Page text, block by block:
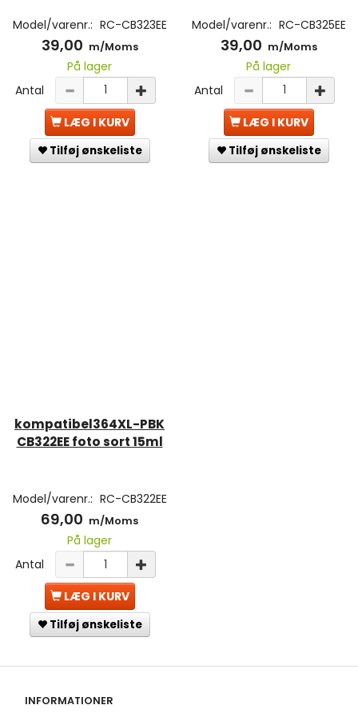
Model/varenr.: RC-CB323EE
39,00 m/Moms
På lager
Antal
LÆG I KURV
Tilføj ønskeliste
Model/varenr.: RC-CB325EE
39,00 m/Moms
På lager
Antal
LÆG I KURV
Tilføj ønskeliste
kompatibel364XL-PBK
CB322EE foto sort 15ml
Model/varenr.: RC-CB322EE
69,00 m/Moms
På lager
Antal
LÆG I KURV
Tilføj ønskeliste
INFORMATIONER